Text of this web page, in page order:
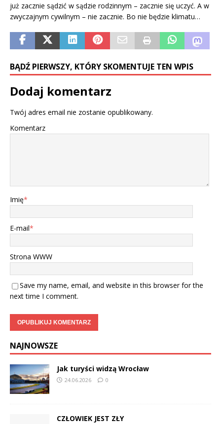
już zacznie sądzić w sądzie rodzinnym – zacznie się uczyć. A w
zwyczajnym cywilnym – nie zacznie. Bo nie będzie klimatu…
BĄDŹ PIERWSZY, KTÓRY SKOMENTUJE TEN WPIS
Dodaj komentarz
Twój adres email nie zostanie opublikowany.
Komentarz
Imię*
E-mail*
Strona WWW
Save my name, email, and website in this browser for the
next time I comment.
NAJNOWSZE
Jak turyści widzą Wrocław
24.06.2026 0
CZŁOWIEK JEST ZŁY